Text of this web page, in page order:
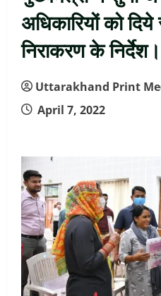
अधिकारियों को
निराकरण के निर्देश।
Uttarakhand Print
April 7, 2022